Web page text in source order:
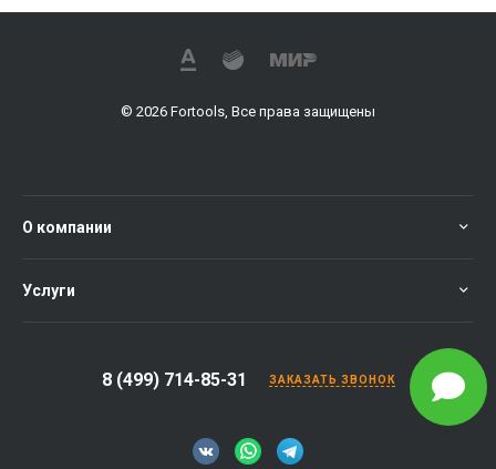
© 2026 Fortools, Все права защищены
О компании
Услуги
8 (499) 714-85-31 ЗАКАЗАТЬ ЗВОНОК